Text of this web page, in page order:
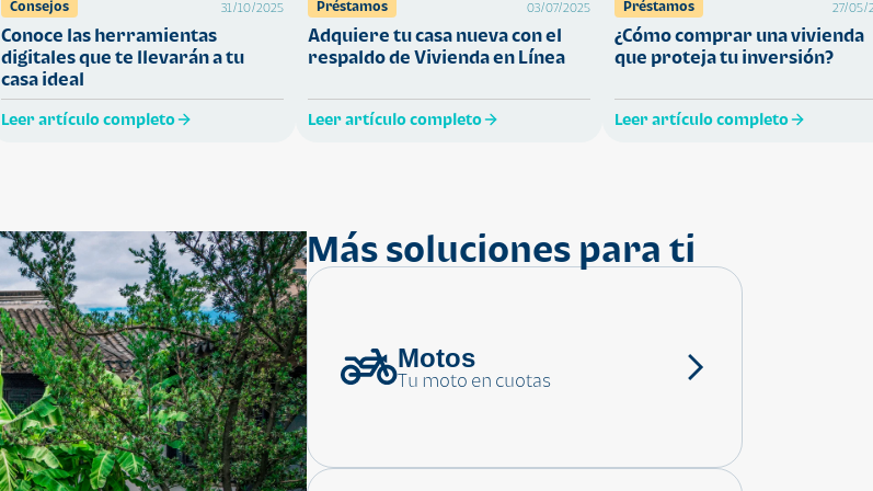
Consejos 31/10/2025
Conoce las herramientas
digitales que te llevarán a tu
casa ideal
Leer artículo completo
Préstamos 03/07/2025
Adquiere tu casa nueva con el
respaldo de Vivienda en Línea
Leer artículo completo
Préstamos 27/05/
¿Cómo comprar una vivienda
que proteja tu inversión?
Leer artículo completo
Más soluciones para ti
Motos
Tu moto en cuotas